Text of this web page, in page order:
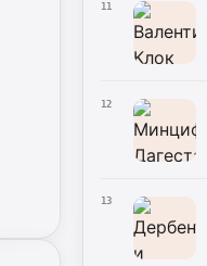
11
12
13